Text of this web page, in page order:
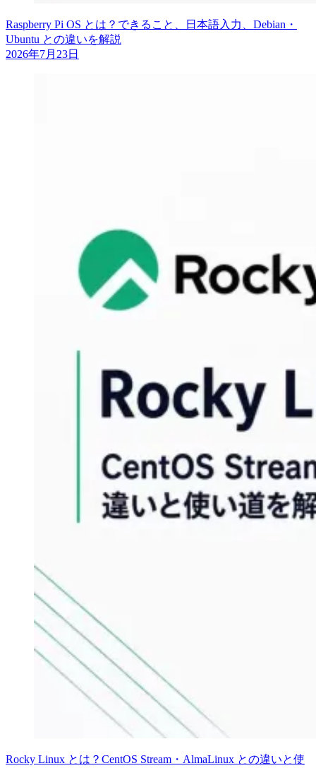
Raspberry Pi OS とは？できること、日本語入力、Debian・
Ubuntu との違いを解説
2026年7月23日
Rocky Linux とは？CentOS Stream・AlmaLinux との違いと使